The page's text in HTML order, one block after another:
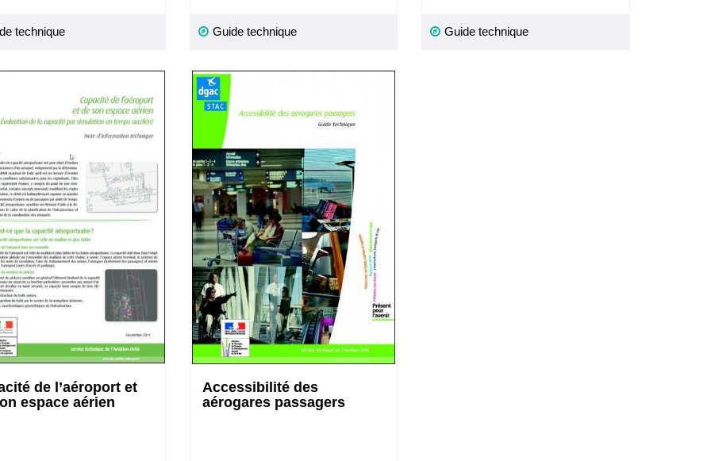
technique Guide technique Guide technique
de l’aéroport et
espace aérien
Accessibilité des
aérogares passagers